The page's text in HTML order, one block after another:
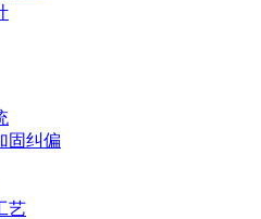
固纠偏
艺